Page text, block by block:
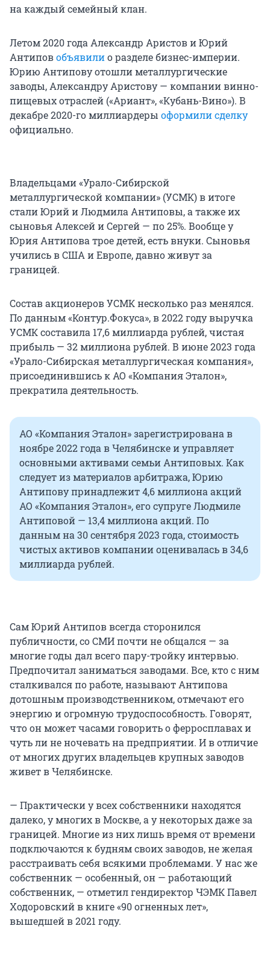
на каждый семейный клан.
Летом 2020 года Александр Аристов и Юрий
Антиповобъявилио разделе бизнес-империи.
Юрию Антипову отошли металлургические
заводы, Александру Аристову — компании винно-
пищевых отраслей («Ариант», «Кубань-Вино»). В
декабре 2020-го миллиардеры оформили сделку
официально.
Владельцами «Урало-Сибирской
металлургической компании» (УСМК) в итоге
стали Юрий и Людмила Антиповы, а также их
сыновья Алексей и Сергей — по 25%. Вообще у
Юрия Антипова трое детей, есть внуки. Сыновья
учились в США и Европе, давно живут за
границей.
Состав акционеров УСМК несколько раз менялся.
По данным «Контур.Фокуса», в 2022 году выручка
УСМК составила 17,6 миллиарда рублей, чистая
прибыль — 32 миллиона рублей. В июне 2023 года
«Урало-Сибирская металлургическая компания»,
присоединившись к АО «Компания Эталон»,
прекратила деятельность.
АО «Компания Эталон» зарегистрирована в
ноябре 2022 года в Челябинске и управляет
основными активами семьи Антиповых. Как
следует из материалов арбитража, Юрию
Антипову принадлежит 4,6 миллиона акций
АО «Компания Эталон», его супруге Людмиле
Антиповой — 13,4 миллиона акций. По
данным на 30 сентября 2023 года, стоимость
чистых активов компании оценивалась в 34,6
миллиарда рублей.
Сам Юрий Антипов всегда сторонился
публичности, со СМИ почти не общался — за
многие годы дал всего пару-тройку интервью.
Предпочитал заниматься заводами. Все, кто с ним
сталкивался по работе, называют Антипова
дотошным производственником, отмечают его
энергию и огромную трудоспособность. Говорят,
что он может часами говорить о ферросплавах и
чуть ли не ночевать на предприятии. И в отличие
от многих других владельцев крупных заводов
живет в Челябинске.
— Практически у всех собственники находятся
далеко, у многих в Москве, а у некоторых даже за
границей. Многие из них лишь время от времени
подключаются к будням своих заводов, не желая
расстраивать себя всякими проблемами. У нас же
собственник — особенный, он — работающий
собственник, — отметил гендиректор ЧЭМК Павел
Ходоровский в книге «90 огненных лет»,
вышедшей в 2021 году.